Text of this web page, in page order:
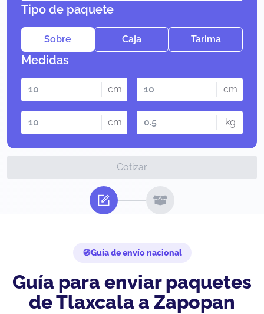
Tipo de paquete
Sobre Caja Tarima
Medidas
cm cm
cm kg
Cotizar
Guía de envío nacional
Guía para enviar paquetes
de Tlaxcala a Zapopan